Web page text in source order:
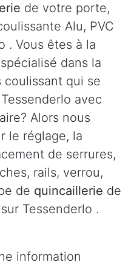
de votre porte,
Alu, PVC
. Vous êtes à la
dans la
coulissant qui se
avec
Alors nous
le réglage, la
de serrures,
rails, verrou,
de quincaillerie de
Tessenderlo .
information